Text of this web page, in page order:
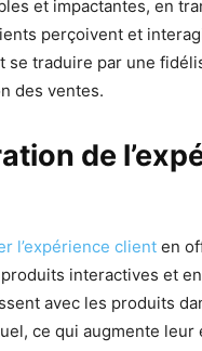
et impactantes, en
perçoivent et
se traduire par une
des ventes.
de
l’expérience client en
interactives et
avec les produits
ce qui augmente leur